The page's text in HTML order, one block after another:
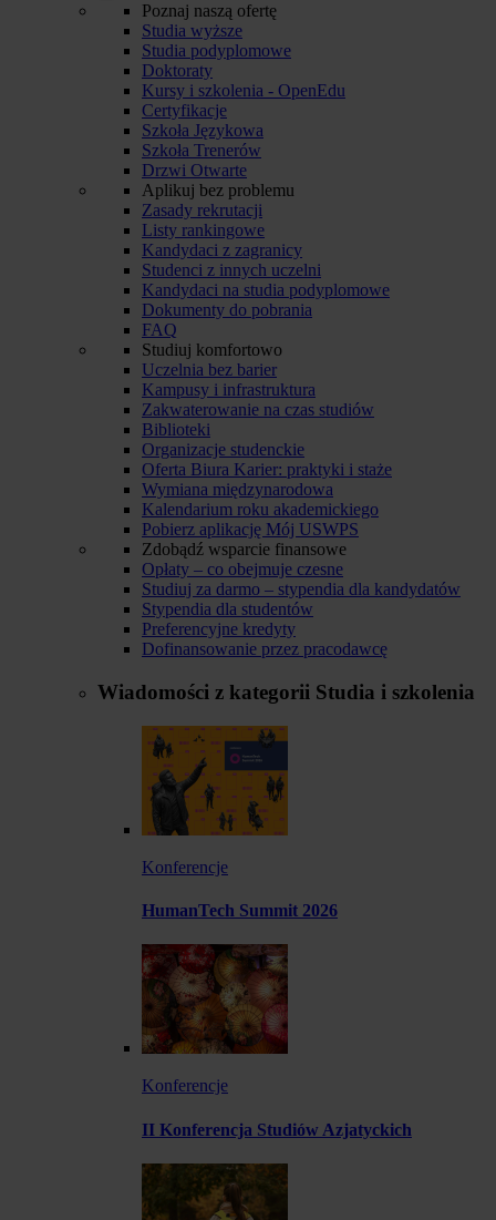
Poznaj naszą ofertę
Studia wyższe
Studia podyplomowe
Doktoraty
Kursy i szkolenia - OpenEdu
Certyfikacje
Szkoła Językowa
Szkoła Trenerów
Drzwi Otwarte
Aplikuj bez problemu
Zasady rekrutacji
Listy rankingowe
Kandydaci z zagranicy
Studenci z innych uczelni
Kandydaci na studia podyplomowe
Dokumenty do pobrania
FAQ
Studiuj komfortowo
Uczelnia bez barier
Kampusy i infrastruktura
Zakwaterowanie na czas studiów
Biblioteki
Organizacje studenckie
Oferta Biura Karier: praktyki i staże
Wymiana międzynarodowa
Kalendarium roku akademickiego
Pobierz aplikację Mój USWPS
Zdobądź wsparcie finansowe
Opłaty – co obejmuje czesne
Studiuj za darmo – stypendia dla kandydatów
Stypendia dla studentów
Preferencyjne kredyty
Dofinansowanie przez pracodawcę
Wiadomości z kategorii Studia i szkolenia
Konferencje
HumanTech Summit 2026
Konferencje
II Konferencja Studiów Azjatyckich